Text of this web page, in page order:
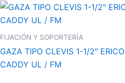
FIJACIÓN Y SOPORTERÍA
GAZA TIPO CLEVIS 1-1/2″ ERICO
CADDY UL / FM